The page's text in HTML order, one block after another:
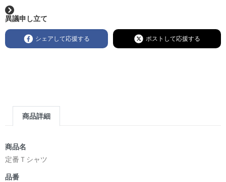
異議申し立て
シェアして応援する ポストして応援する
商品詳細
商品名
定番Ｔシャツ
品番